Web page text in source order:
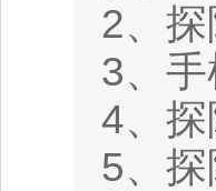
2、
3、
4、
5、